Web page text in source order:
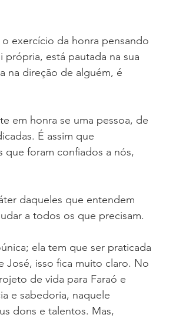
exercício da honra pensando
própria, está pautada na sua
na direção de alguém, é
em honra se uma pessoa, de
É assim que
foram confiados a nós,
daqueles que entendem
a todos os que precisam.
ela tem que ser praticada
José, isso fica muito claro. No
de vida para Faraó e
e sabedoria, naquele
dons e talentos. Mas,